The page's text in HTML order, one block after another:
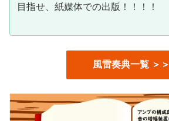
目指せ、紙媒体での出版！！！！
風雷奏典一覧 ＞＞